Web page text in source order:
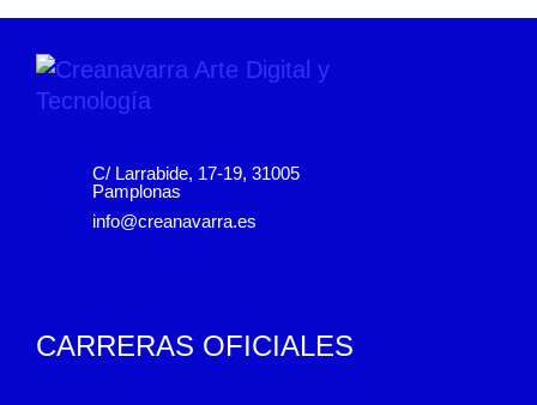
C/ Larrabide, 17-19, 31005
Pamplonas
info@creanavarra.es
CARRERAS OFICIALES